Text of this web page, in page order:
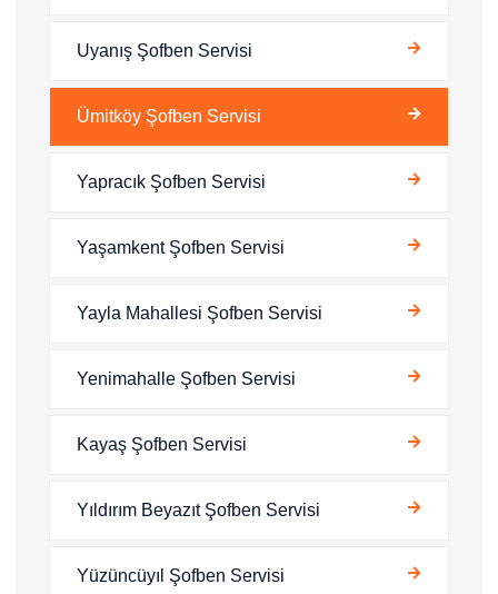
Uyanış Şofben Servisi
Ümitköy Şofben Servisi
Yapracık Şofben Servisi
Yaşamkent Şofben Servisi
Yayla Mahallesi Şofben Servisi
Yenimahalle Şofben Servisi
Kayaş Şofben Servisi
Yıldırım Beyazıt Şofben Servisi
Yüzüncüyıl Şofben Servisi